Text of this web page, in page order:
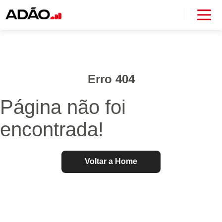
Erro 404
Página não foi
encontrada!
Voltar a Home